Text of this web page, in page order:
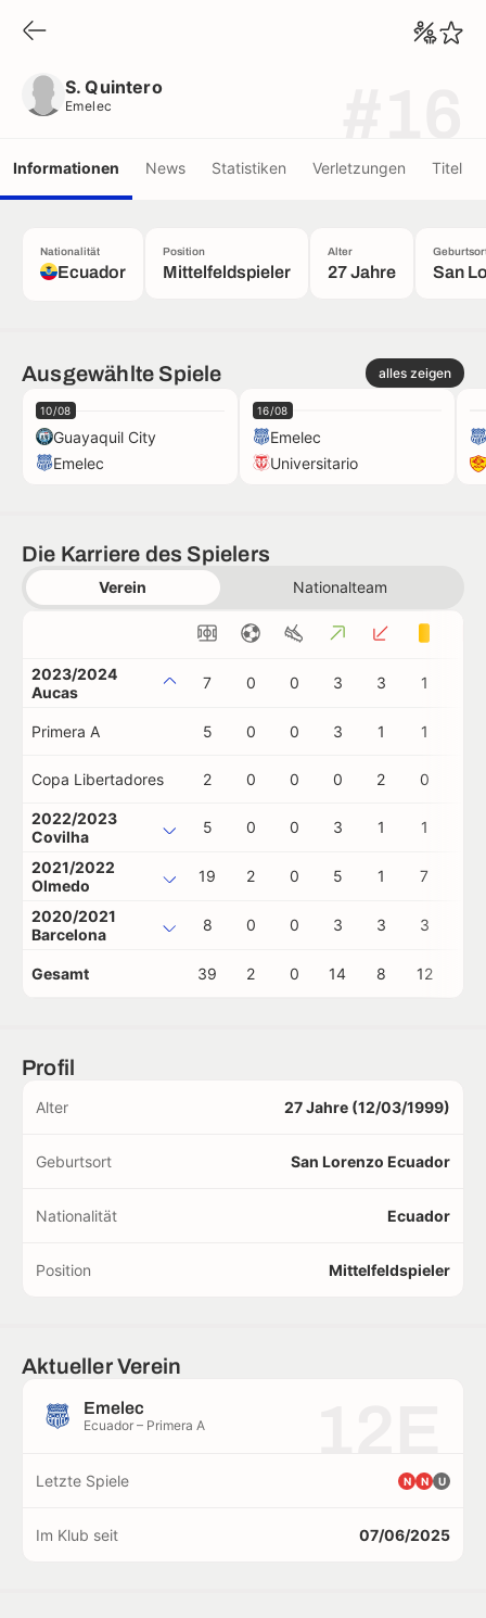
S. Quintero
Emelec
Informationen News Statistiken Verletzungen Titel
Nationalität
Ecuador
Position
Mittelfeldspieler
Alter
27 Jahre San
Ausgewählte Spiele alles zeigen
10/08
Guayaquil City
Emelec
16/08
Emelec
Universitario
Die Karriere des Spielers
Verein Nationalteam
2023/2024
Aucas
7 0 0 3 3 1
Primera A 5 0 0 3 1 1
Copa Libertadores 2 0 0 0 2 0
2022/2023
Covilha
5 0 0 3 1 1
2021/2022
Olmedo
19 2 0 5 1 7
2020/2021
Barcelona
8 0 0 3 3 3
Gesamt 39 2 0 14 8 12
Profil
Alter 27 Jahre (12/03/1999)
Geburtsort San Lorenzo Ecuador
Nationalität Ecuador
Position Mittelfeldspieler
Aktueller Verein
Emelec
Ecuador – Primera A
Letzte Spiele N N U
Im Klub seit 07/06/2025